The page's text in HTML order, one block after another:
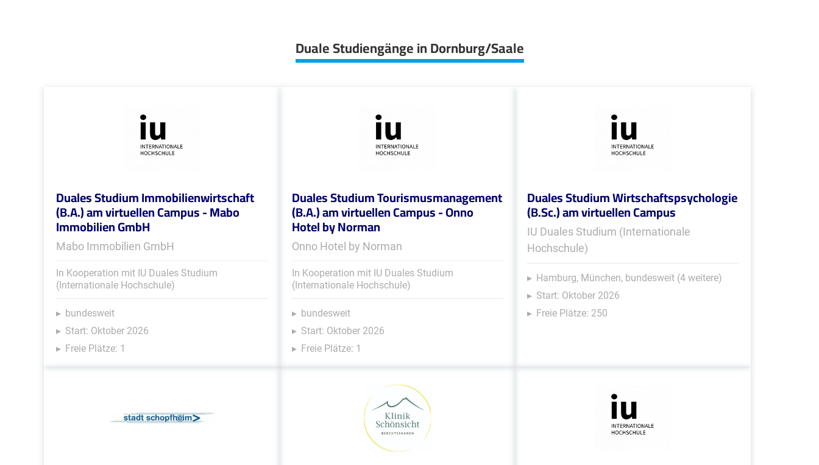
Duale Studiengänge in Dornburg/Saale
Duales Studium Immobilienwirtschaft
(B.A.) am virtuellen Campus - Mabo
Immobilien GmbH
Mabo Immobilien GmbH
In Kooperation mit IU Duales Studium
(Internationale Hochschule)
bundesweit
Start: Oktober 2026
Freie Plätze: 1
Duales Studium Tourismusmanagement
(B.A.) am virtuellen Campus - Onno
Hotel by Norman
Onno Hotel by Norman
In Kooperation mit IU Duales Studium
(Internationale Hochschule)
bundesweit
Start: Oktober 2026
Freie Plätze: 1
Duales Studium Wirtschaftspsychologie
(B.Sc.) am virtuellen Campus
IU Duales Studium (Internationale
Hochschule)
Hamburg, München, bundesweit (4 weitere)
Start: Oktober 2026
Freie Plätze: 250